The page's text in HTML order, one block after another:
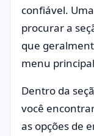
confiável.
procurar a
que
menu
Dentro da
você
as opções de